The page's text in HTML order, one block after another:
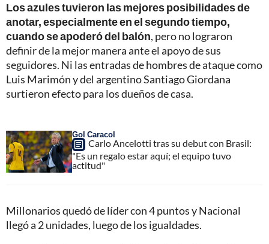
Los azules tuvieron las mejores posibilidades de
anotar, especialmente en el segundo tiempo,
cuando se apoderó del balón, pero no lograron
definir de la mejor manera ante el apoyo de sus
seguidores. Ni las entradas de hombres de ataque como
Luis Marimón y del argentino Santiago Giordana
surtieron efecto para los dueños de casa.
Gol Caracol
Carlo Ancelotti tras su debut con Brasil:
"Es un regalo estar aquí; el equipo tuvo
actitud"
Millonarios quedó de líder con 4 puntos y Nacional
llegó a 2 unidades, luego de los igualdades.